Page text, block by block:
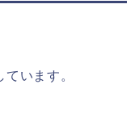
います。